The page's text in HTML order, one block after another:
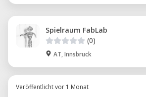
Spielraum FabLab
(0)
AT, Innsbruck
Veröffentlicht vor 1 Monat